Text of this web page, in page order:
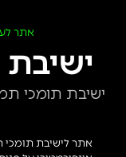
אתר
ישיבת תומכי
אתר לישיבת תומכי